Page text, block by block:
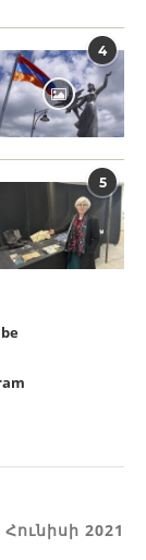
4
5
Հունիսի 2021